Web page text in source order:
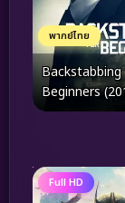
พากย์ไทย
Beginners
แผนล่าทรยศ
Full HD